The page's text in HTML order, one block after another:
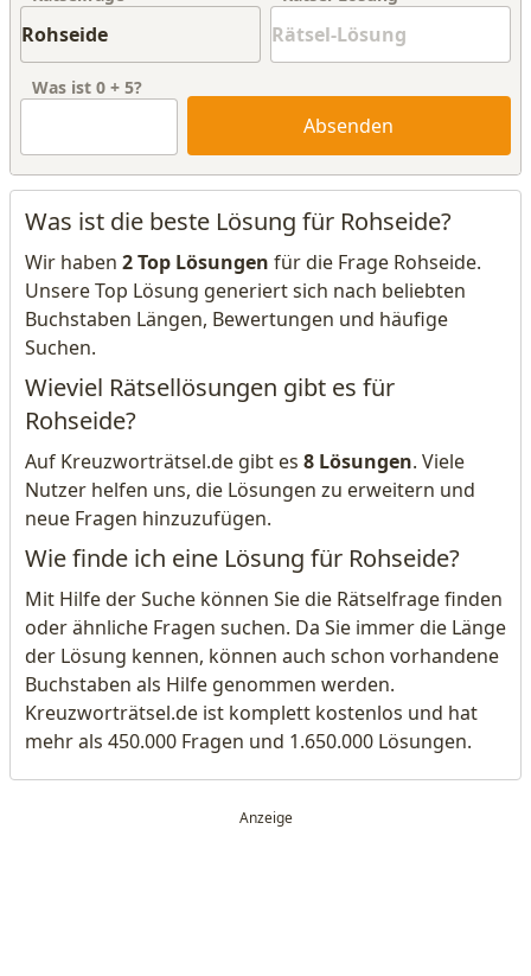
Was ist 0 + 5?
Absenden
Was ist die beste Lösung für Rohseide?
Wir haben 2 Top Lösungen für die Frage Rohseide.
Unsere Top Lösung generiert sich nach beliebten
Buchstaben Längen, Bewertungen und häufige
Suchen.
Wieviel Rätsellösungen gibt es für
Rohseide?
Auf Kreuzworträtsel.de gibt es 8 Lösungen. Viele
Nutzer helfen uns, die Lösungen zu erweitern und
neue Fragen hinzuzufügen.
Wie finde ich eine Lösung für Rohseide?
Mit Hilfe der Suche können Sie die Rätselfrage finden
oder ähnliche Fragen suchen. Da Sie immer die Länge
der Lösung kennen, können auch schon vorhandene
Buchstaben als Hilfe genommen werden.
Kreuzworträtsel.de ist komplett kostenlos und hat
mehr als 450.000 Fragen und 1.650.000 Lösungen.